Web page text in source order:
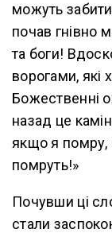
можуть
почав гнівно
та боги!
ворогами, які
Божественні
назад це
якщо я помру,
помруть!»
Почувши ці
стали